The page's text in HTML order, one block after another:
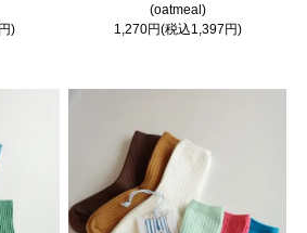
)
(oatmeal)
1,270円(税込1,397円)